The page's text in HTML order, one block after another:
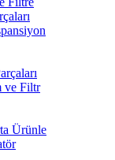
ve Filtr
Ürünle